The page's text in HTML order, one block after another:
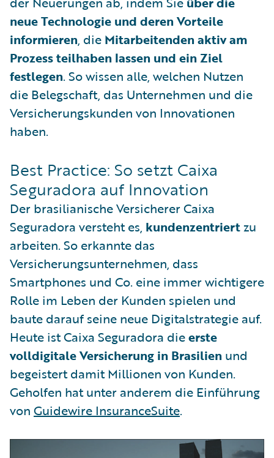
neue Technologie und deren Vorteile
informieren, die Mitarbeitenden aktiv am
Prozess teilhaben lassen und ein Ziel
festlegen. So wissen alle, welchen Nutzen
die Belegschaft, das Unternehmen und die
Versicherungskunden von Innovationen
haben.
Best Practice: So setzt Caixa
Seguradora auf Innovation
Der brasilianische Versicherer Caixa
Seguradora versteht es, kundenzentriertzu
arbeiten. So erkannte das
Versicherungsunternehmen, dass
Smartphones und Co. eine immer wichtigere
Rolle im Leben der Kunden spielen und
baute darauf seine neue Digitalstrategie auf.
Heute ist Caixa Seguradora dieerste
volldigitale Versicherung in Brasilien und
begeistert damit Millionen von Kunden.
Geholfen hat unter anderem die Einführung
von Guidewire InsuranceSuite.